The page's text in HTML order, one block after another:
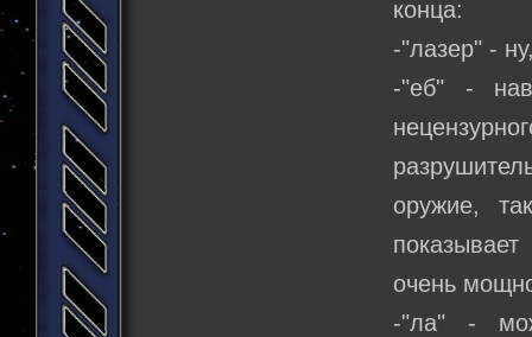
конца:
-"лазер" -
-"еб" -
оружие,
очень
-"ла" -